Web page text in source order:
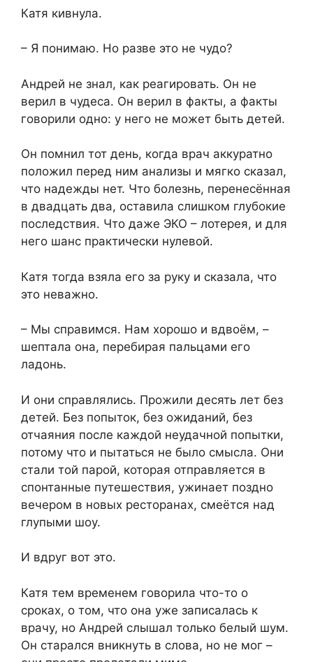
Катя кивнула.
– Я понимаю. Но разве это не чудо?
Андрей не знал, как реагировать. Он не
верил в чудеса. Он верил в факты, а факты
говорили одно: у него не может быть детей.
Он помнил тот день, когда врач аккуратно
положил перед ним анализы и мягко сказал,
что надежды нет. Что болезнь, перенесённая
в двадцать два, оставила слишком глубокие
последствия. Что даже ЭКО – лотерея, и для
него шанс практически нулевой.
Катя тогда взяла его за руку и сказала, что
это неважно.
– Мы справимся. Нам хорошо и вдвоём, –
шептала она, перебирая пальцами его
ладонь.
И они справлялись. Прожили десять лет без
детей. Без попыток, без ожиданий, без
отчаяния после каждой неудачной попытки,
потому что и пытаться не было смысла. Они
стали той парой, которая отправляется в
спонтанные путешествия, ужинает поздно
вечером в новых ресторанах, смеётся над
глупыми шоу.
И вдруг вот это.
Катя тем временем говорила что-то о
сроках, о том, что она уже записалась к
врачу, но Андрей слышал только белый шум.
Он старался вникнуть в слова, но не мог –